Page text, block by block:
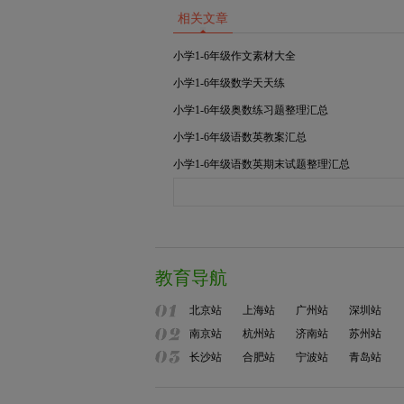
相关文章
小学1-6年级作文素材大全
小学1-6年级数学天天练
小学1-6年级奥数练习题整理汇总
小学1-6年级语数英教案汇总
小学1-6年级语数英期末试题整理汇总
教育导航
北京站 上海站 广州站
深圳站
南京站
杭州站 济南站
苏州站
长沙站
合肥站 宁波站 青岛站